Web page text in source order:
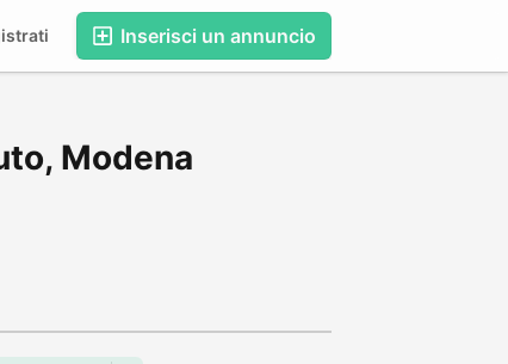
Inserisci un annuncio
Modena